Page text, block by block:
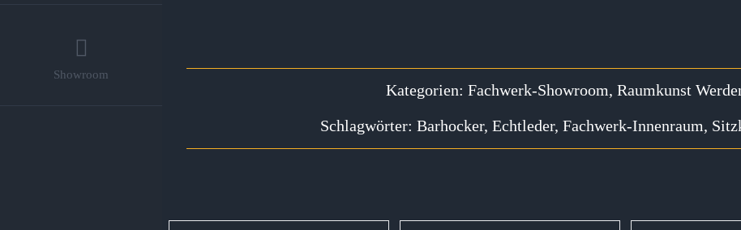
Showroom
Kategorien: Fachwerk-Showroom, Raumkunst
Schlagwörter: Barhocker, Echtleder, Fachwerk-Innenraum,